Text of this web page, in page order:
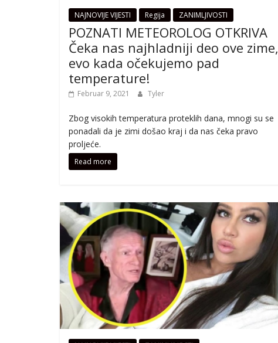
NAJNOVIJE VIJESTI Regija ZANIMLJIVOSTI
POZNATI METEOROLOG OTKRIVA
Čeka nas najhladniji deo ove zime,
evo kada očekujemo pad
temperature!
Februar 9, 2021 Tyler
Zbog visokih temperatura proteklih dana, mnogi su se
ponadali da je zimi došao kraj i da nas čeka pravo
proljeće.
Read more